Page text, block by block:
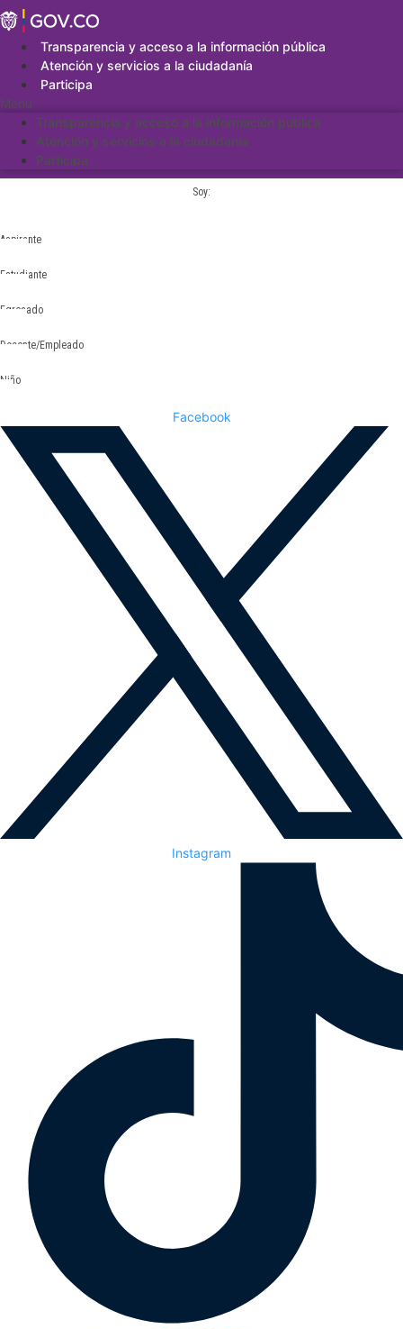
Saltar
al
contenidoTransparencia y acceso a la información pública
Atención y servicios a la ciudadanía
Participa
Menu
Transparencia y acceso a la información pública
Atención y servicios a la ciudadanía
Participa
Soy:
Aspirante
Estudiante
Egresado
Docente/Empleado
Niño
Facebook
Instagram